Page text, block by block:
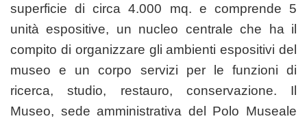
superficie di circa 4.000 mq. e comprende 5
unità espositive, un nucleo centrale che ha il
compito di organizzare gli ambienti espositivi del
museo e un corpo servizi per le funzioni di
ricerca, studio, restauro, conservazione. Il
Museo, sede amministrativa del Polo Museale